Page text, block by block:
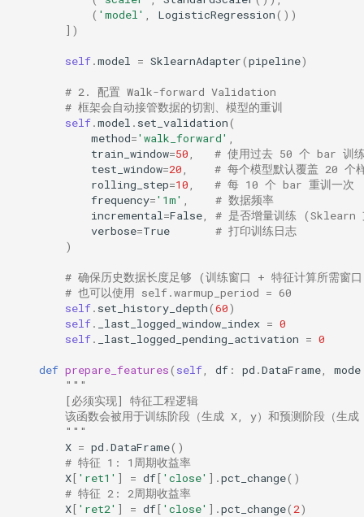
( 'model' LogisticRegression())
])
self.model = SklearnAdapter(pipeline)
# 2. 配置 Walk-forward Validation
# 框架会自动接管数据的切割、模型的重训
self.model . set_validation(
method='walk_forward'
train_window=50
# 使用过去 50 个 bar 训
test_window=20
# 每个模型默认覆盖 20 个
rolling_step=10
# 每 10 个 bar 重训一次
frequency='1m'
# 数据频率
incremental =False
# 是否增量训练
verbose=True
# 打印训练日志
)
# 确保历史数据长度足够 (训练窗口 + 特征计算所需窗
# 也可以使用 self.warmup_period = 60
self. set_history_depth(60)
self. _last_logged_window_index = 0
self. _last_logged_pending_activation = 0
def prepare_features( self df : pd .DataFrame mode
"""
        [必须实现] 特征工程逻辑
该函数会被用于训练阶段（生成 X, y）和预测阶段（生成
        """
X = pd .DataFrame()
# 特征 1: 1周期收益率
X[ 'ret1' ] = df[ 'close' ] .pct_change()
# 特征 2: 2周期收益率
X[ 'ret2' ] = df[ 'close' ] .pct_change( 2)